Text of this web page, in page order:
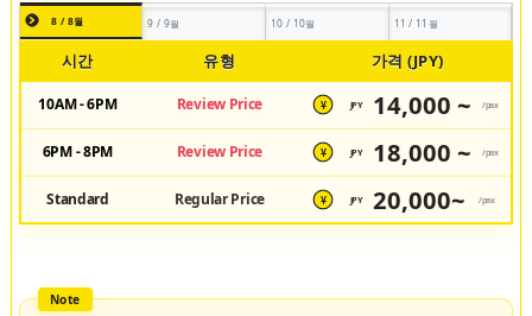
8 / 8월 9 / 9월 10 / 10월 11 / 11월
시간 유형 가격 (JPY)
10AM - 6PM Review Price ¥ JPY 14,000 ~ /pax
6PM - 8PM Review Price ¥ JPY 18,000 ~ /pax
Standard Regular Price ¥ JPY 20,000~ /pax